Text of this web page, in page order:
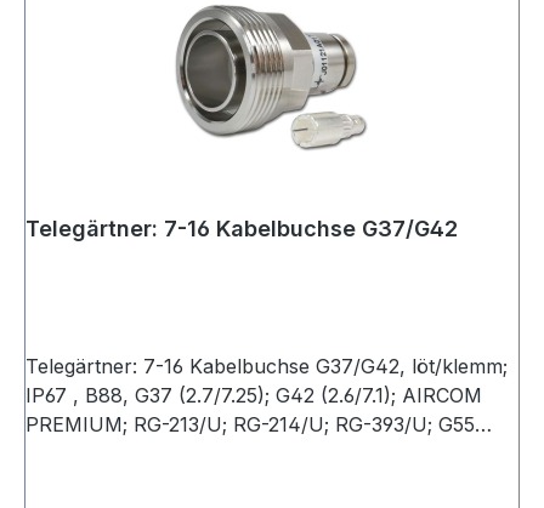
Telegärtner: 7-16 Kabelbuchse G37/G42
Telegärtner: 7-16 Kabelbuchse G37/G42, löt/klemm;
IP67 , B88, G37 (2.7/7.25); G42 (2.6/7.1); AIRCOM
PREMIUM; RG-213/U; RG-214/U; RG-393/U; G55